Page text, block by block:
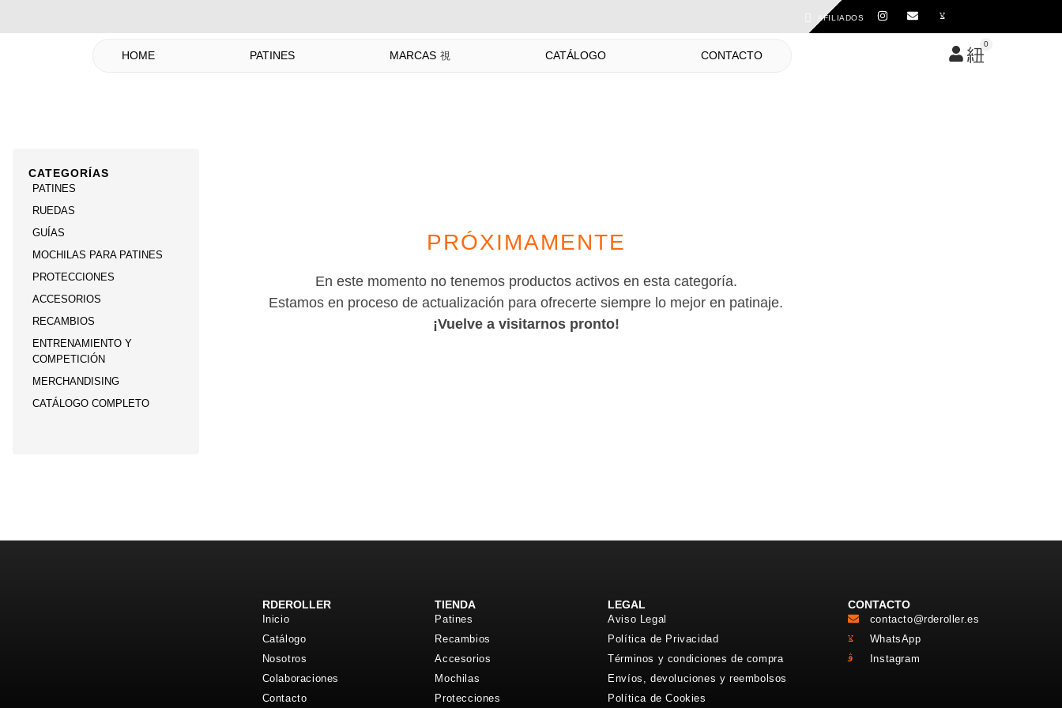
AFILIADOS
HOME PATINES MARCAS CATÁLOGO CONTACTO
0
CATEGORÍAS
PATINES
RUEDAS
GUÍAS
MOCHILAS PARA PATINES
PROTECCIONES
ACCESORIOS
RECAMBIOS
ENTRENAMIENTO Y
COMPETICIÓN
MERCHANDISING
CATÁLOGO COMPLETO
PRÓXIMAMENTE
En este momento no tenemos productos activos en esta categoría.
Estamos en proceso de actualización para ofrecerte siempre lo mejor en patinaje.
¡Vuelve a visitarnos pronto!
RDEROLLER
Inicio
Catálogo
Nosotros
Colaboraciones
Contacto
TIENDA
Patines
Recambios
Accesorios
Mochilas
Protecciones
LEGAL
Aviso Legal
Política de Privacidad
Términos y condiciones de compra
Envíos, devoluciones y reembolsos
Política de Cookies
CONTACTO
contacto@rderoller.es
WhatsApp
Instagram